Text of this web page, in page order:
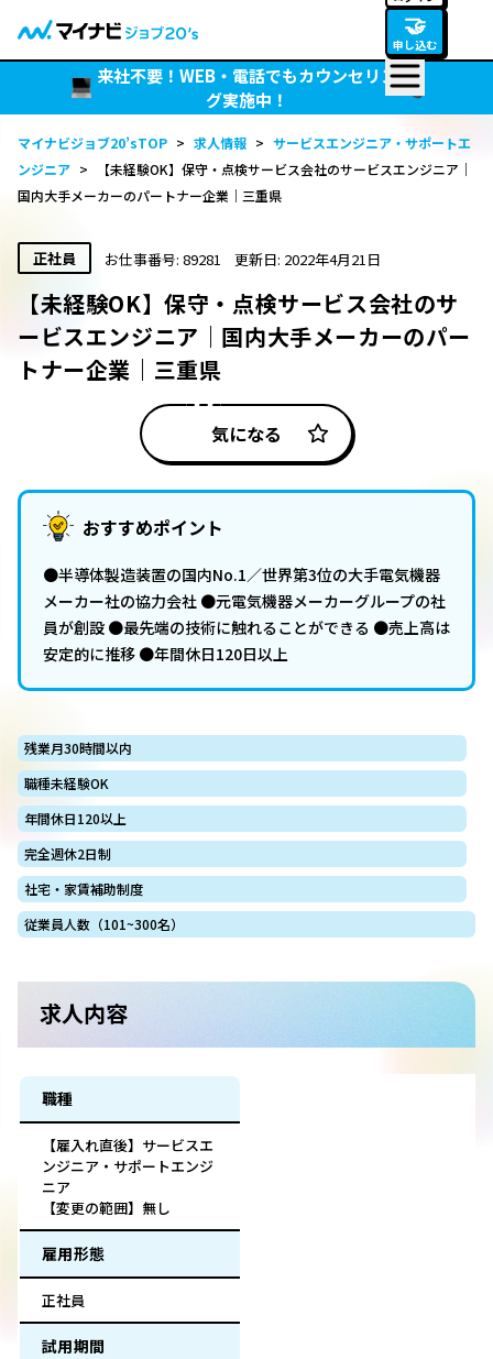
🤝
申し込む
来社不要！WEB・電話でもカウンセリン
グ実施中！
マイナビジョブ20’sTOP > 求人情報 > サービスエンジニア・サポートエ
ンジニア >
【未経験OK】保守・点検サービス会社のサービスエンジニア｜
国内大手メーカーのパートナー企業｜三重県
正社員 お仕事番号: 89281 更新日: 2022年4月21日
【未経験OK】保守・点検サービス会社のサ
ービスエンジニア｜国内大手メーカーのパー
トナー企業｜三重県
気になる
おすすめポイント
●半導体製造装置の国内No.1／世界第3位の大手電気機器
メーカー社の協力会社 ●元電気機器メーカーグループの社
員が創設 ●最先端の技術に触れることができる ●売上高は
安定的に推移 ●年間休日120日以上
残業月30時間以内
職種未経験OK
年間休日120以上
完全週休2日制
社宅・家賃補助制度
従業員人数（101~300名）
求人内容
職種
【雇入れ直後】サービスエ
ンジニア・サポートエンジ
ニア
【変更の範囲】無し
雇用形態
正社員
試用期間